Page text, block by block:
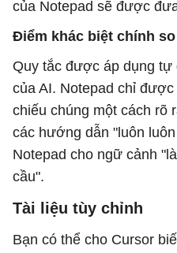
của Notepad sẽ được
Điểm khác biệt chính
Quy tắc được áp dụng
của AI. Notepad chỉ
chiếu chúng một cách rõ
các hướng dẫn "luôn
Notepad cho ngữ cảnh
cầu".
Tài liệu tùy chỉnh
Bạn có thể cho Cursor